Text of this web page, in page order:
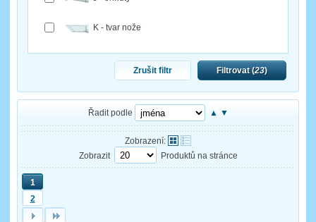
K - tvar nože
Zrušit filtr Filtrovat (23)
Řadit podle ▲ ▼
Zobrazení:
Zobrazit
Produktů na stránce
1
2